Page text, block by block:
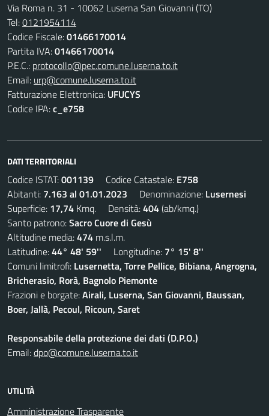
Via Roma n. 31 - 10062 Luserna San Giovanni (TO)
Tel:0121954114
Codice Fiscale:01466170014
Partita IVA:01466170014
P.E.C.: protocollo@pec.comune.luserna.to.it
Email: urp@comune.luserna.to.it
Fatturazione Elettronica: UFUCYS
Codice IPA:c_e758
DATI TERRITORIALI
Codice ISTAT:001139 Codice Catastale: E758
Abitanti: 7.163 al 01.01.2023 Denominazione: Lusernesi
Superficie: 17,74 Kmq. Densità:404(ab/kmq.)
Santo patrono:Sacro Cuore di Gesù
Altitudine media:474 m.s.l.m.
Latitudine:44° 48' 59'' Longitudine: 7° 15' 8''
Comuni limitrofi: Lusernetta, Torre Pellice, Bibiana, Angrogna,
Bricherasio, Rorà, Bagnolo Piemonte
Frazioni e borgate:Airali, Luserna, San Giovanni, Baussan,
Boer, Jallà, Pecoul, Ricoun, Saret
Responsabile della protezione dei dati (D.P.O.)
Email:dpo@comune.luserna.to.it
UTILITÀ
Amministrazione Trasparente